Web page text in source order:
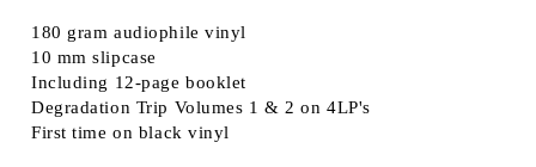
180 gram audiophile vinyl
10 mm slipcase
Including 12-page booklet
Degradation Trip Volumes 1 & 2 on 4LP's
First time on black vinyl